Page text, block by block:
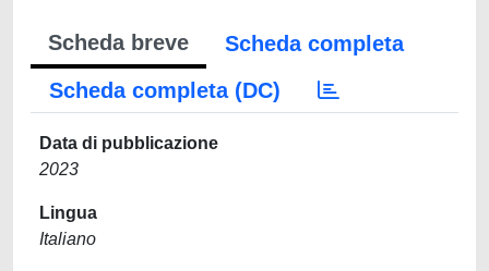
Scheda breve
Scheda completa
Scheda completa (DC)
Data di pubblicazione
2023
Lingua
Italiano